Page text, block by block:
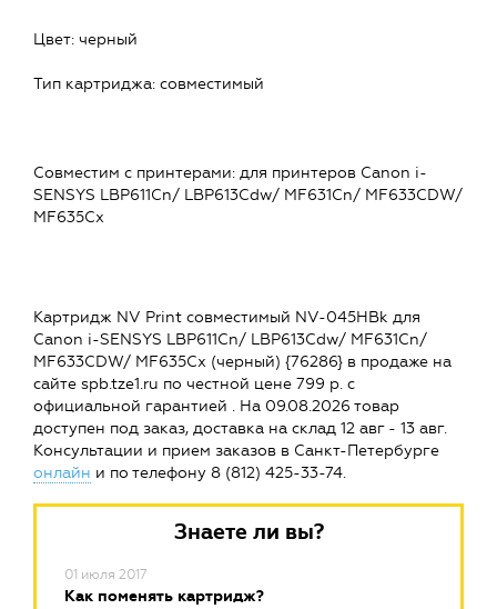
Цвет: черный
Тип картриджа: совместимый
Совместим c принтерами: для принтеров Canon i-
SENSYS LBP611Cn/ LBP613Cdw/ MF631Cn/ MF633CDW/
MF635Cx
Картридж NV Print совместимый NV-045HBk для
Canon i-SENSYS LBP611Cn/ LBP613Cdw/ MF631Cn/
MF633CDW/ MF635Cx (черный) {76286} в продаже на
сайте spb.tze1.ru по честной цене 799 р. с
официальной гарантией . На 09.08.2026 товар
доступен под заказ, доставка на склад 12 авг - 13 авг.
Консультации и прием заказов в Санкт-Петербурге
онлайн и по телефону 8 (812) 425-33-74.
Знаете ли вы?
01 июля 2017
Как поменять картридж?